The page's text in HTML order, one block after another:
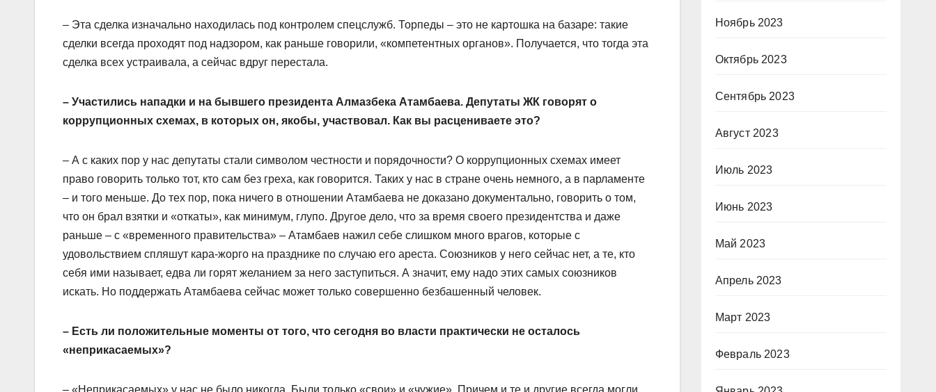
– Эта сделка изначально находилась под контролем спецслужб. Торпеды – это не картошка на базаре: такие
сделки всегда проходят под надзором, как раньше говорили, «компетентных органов». Получается, что тогда эта
сделка всех устраивала, а сейчас вдруг перестала.
– Участились нападки и на бывшего президента Алмазбека Атамбаева. Депутаты ЖК говорят о
коррупционных схемах, в которых он, якобы, участвовал. Как вы расцениваете это?
– А с каких пор у нас депутаты стали символом честности и порядочности? О коррупционных схемах имеет
право говорить только тот, кто сам без греха, как говорится. Таких у нас в стране очень немного, а в парламенте
– и того меньше. До тех пор, пока ничего в отношении Атамбаева не доказано документально, говорить о том,
что он брал взятки и «откаты», как минимум, глупо. Другое дело, что за время своего президентства и даже
раньше – с «временного правительства» – Атамбаев нажил себе слишком много врагов, которые с
удовольствием спляшут кара-жорго на празднике по случаю его ареста. Союзников у него сейчас нет, а те, кто
себя ими называет, едва ли горят желанием за него заступиться. А значит, ему надо этих самых союзников
искать. Но поддержать Атамбаева сейчас может только совершенно безбашенный человек.
– Есть ли положительные моменты от того, что сегодня во власти практически не осталось
«неприкасаемых»?
Ноябрь 2023
Октябрь 2023
Сентябрь 2023
Август 2023
Июль 2023
Июнь 2023
Май 2023
Апрель 2023
Март 2023
Февраль 2023